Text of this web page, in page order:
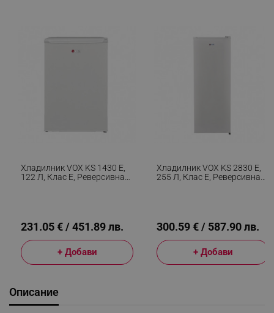
Хладилник VOX KS 1430 E,
122 Л, Клас E, Реверсивна
231.05 € / 451.89 лв.
+ Добави
Хладилник VOX KS 2830 E,
255 Л, Клас E, Реверсивна
300.59 € / 587.90 лв.
+ Добави
Описание